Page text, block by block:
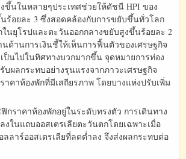
ขึ้นในหลายๆประเทศช่วยให้ดัชนี HPI ของ
ร้อยละ 3 ซึ่งสอดคล้องกับการขยับขึ้นทั่วโลก
นยุโรปและตะวันออกกลางขยับสูงขึ้นร้อยละ 2
ด้านการเงินชี้ให้เห็นการฟื้นตัวของเศรษฐกิจ
ป็นไปในทิศทางบวกมากขึ้น จุดหมายการท่อง
บผลกระทบอย่างรุนแรงจากภาวะเศรษฐกิจ
าคาห้องพักที่มีเสถียรภาพ โดยบางแห่งปรับเพิ่ม
ราคาห้องพักอยู่ในระดับทรงตัว การเดินทาง
งในแถบออสเตรเลียตะวันตกโดยเฉพาะเมื่อ
ลลาร์ออสเตรเลียที่ลดต่ำลง จึงส่งผลกระทบต่อ